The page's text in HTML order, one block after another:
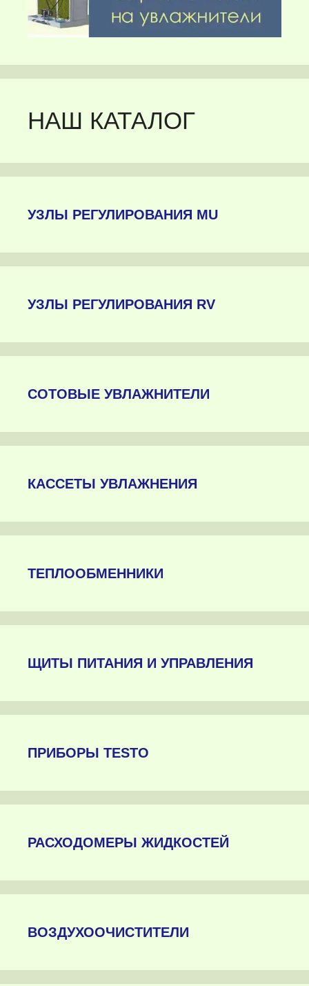
НАШ КАТАЛОГ
УЗЛЫ РЕГУЛИРОВАНИЯ MU
УЗЛЫ РЕГУЛИРОВАНИЯ RV
СОТОВЫЕ УВЛАЖНИТЕЛИ
КАССЕТЫ УВЛАЖНЕНИЯ
ТЕПЛООБМЕННИКИ
ЩИТЫ ПИТАНИЯ И УПРАВЛЕНИЯ
ПРИБОРЫ TESTO
РАСХОДОМЕРЫ ЖИДКОСТЕЙ
ВОЗДУХООЧИСТИТЕЛИ